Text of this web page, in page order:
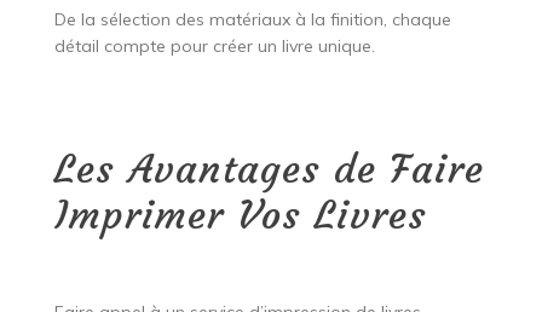
De la sélection des matériaux à la finition, chaque
détail compte pour créer un livre unique.
Les Avantages de Faire
Imprimer Vos Livres